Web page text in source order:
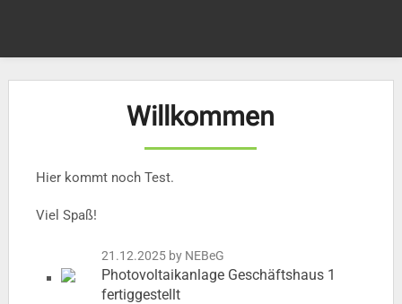
Willkommen
Hier kommt noch Test.
Viel Spaß!
21.12.2025 by NEBeG
Photovoltaikanlage Geschäftshaus 1
fertiggestellt